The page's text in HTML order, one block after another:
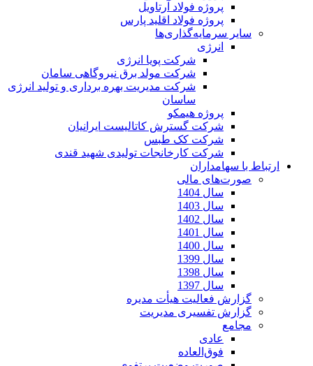
پروژه فولاد آرتاویل
پروژه فولاد اقلید پارس
سایر سرمایه‌گذاری‌ها
انرژی
شرکت پویا انرژی
شرکت مولد برق نیروگاهی سامان
شرکت مدیریت بهره برداری و تولید انرژی
ساسان
پروژه هیمکو
شرکت گسترش کاتالیست ایرانیان
شرکت کک طبس
شرکت کارخانجات تولیدی شهید قندی
ارتباط با سهامداران
صورت‌های مالی
سال 1404
سال 1403
سال 1402
سال 1401
سال 1400
سال 1399
سال 1398
سال 1397
گزارش فعالیت هیأت مدیره
گزارش تفسیری مدیریت
مجامع
عادی
فوق‌العاده